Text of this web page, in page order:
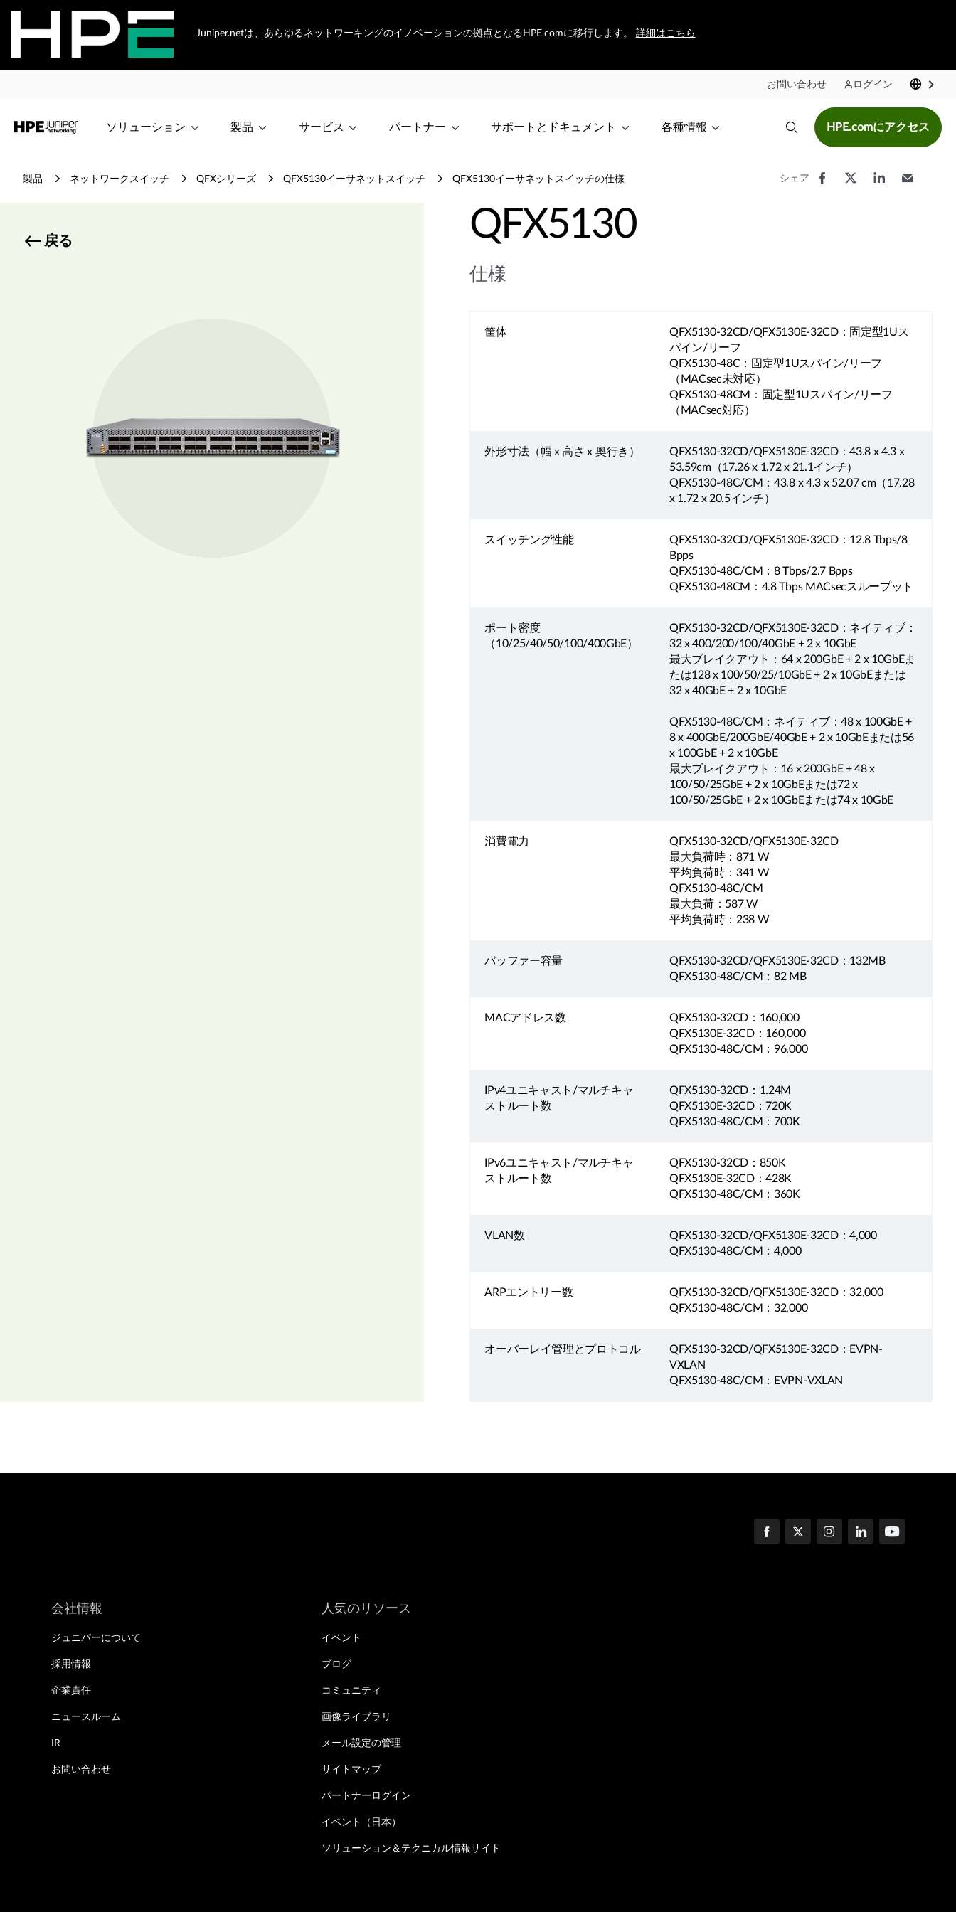
Juniper.netは、あらゆるネットワーキングのイノベーションの拠点となるHPE.comに移行します。 詳細はこちら
お問い合わせ ログイン
ソリューション 製品 サービス パートナー サポートとドキュメント 各種情報 HPE.comにアクセス
製品 ネットワークスイッチ QFXシリーズ QFX5130イーサネットスイッチ QFX5130イーサネットスイッチの仕様 シェア
戻る QFX5130
仕様
筐体
QFX5130-32CD/QFX5130E-32CD：固定型1Uス
パイン/リーフ
QFX5130-48C：固定型1Uスパイン/リーフ
（MACsec未対応）
QFX5130-48CM：固定型1Uスパイン/リーフ
（MACsec対応）
外形寸法（幅 x 高さ x 奥行き）
QFX5130-32CD/QFX5130E-32CD：43.8 x 4.3 x
53.59cm（17.26 x 1.72 x 21.1インチ）
QFX5130-48C/CM：43.8 x 4.3 x 52.07 cm（17.28
x 1.72 x 20.5インチ）
スイッチング性能
QFX5130-32CD/QFX5130E-32CD：12.8 Tbps/8
Bpps
QFX5130-48C/CM：8 Tbps/2.7 Bpps
QFX5130-48CM：4.8 Tbps MACsecスループット
ポート密度
（10/25/40/50/100/400GbE）
QFX5130-32CD/QFX5130E-32CD：ネイティブ：
32 x 400/200/100/40GbE + 2 x 10GbE
最大ブレイクアウト：64 x 200GbE + 2 x 10GbEま
たは128 x 100/50/25/10GbE + 2 x 10GbEまたは
32 x 40GbE + 2 x 10GbE
QFX5130-48C/CM：ネイティブ：48 x 100GbE +
8 x 400GbE/200GbE/40GbE + 2 x 10GbEまたは56
x 100GbE + 2 x 10GbE
最大ブレイクアウト：16 x 200GbE + 48 x
100/50/25GbE + 2 x 10GbEまたは72 x
100/50/25GbE + 2 x 10GbEまたは74 x 10GbE
消費電力
QFX5130-32CD/QFX5130E-32CD
最大負荷時：871 W
平均負荷時：341 W
QFX5130-48C/CM
最大負荷：587 W
平均負荷時：238 W
バッファー容量
QFX5130-32CD/QFX5130E-32CD：132MB
QFX5130-48C/CM：82 MB
MACアドレス数
QFX5130-32CD：160,000
QFX5130E-32CD：160,000
QFX5130-48C/CM：96,000
IPv4ユニキャスト/マルチキャ
ストルート数
QFX5130-32CD：1.24M
QFX5130E-32CD：720K
QFX5130-48C/CM：700K
IPv6ユニキャスト/マルチキャ
ストルート数
QFX5130-32CD：850K
QFX5130E-32CD：428K
QFX5130-48C/CM：360K
VLAN数
QFX5130-32CD/QFX5130E-32CD：4,000
QFX5130-48C/CM：4,000
ARPエントリー数
QFX5130-32CD/QFX5130E-32CD：32,000
QFX5130-48C/CM：32,000
オーバーレイ管理とプロトコル
QFX5130-32CD/QFX5130E-32CD：EVPN-
VXLAN
QFX5130-48C/CM：EVPN-VXLAN
会社情報
ジュニパーについて
採用情報
企業責任
ニュースルーム
IR
お問い合わせ
人気のリソース
イベント
ブログ
コミュニティ
画像ライブラリ
メール設定の管理
サイトマップ
パートナーログイン
イベント（日本）
ソリューション＆テクニカル情報サイト